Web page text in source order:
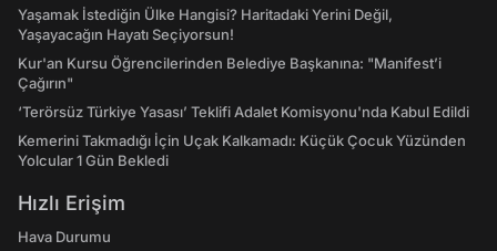
Yaşamak İstediğin Ülke Hangisi? Haritadaki Yerini Değil,
Yaşayacağın Hayatı Seçiyorsun!
Kur'an Kursu Öğrencilerinden Belediye Başkanına: "Manifest’i
Çağırın"
‘Terörsüz Türkiye Yasası’ Teklifi Adalet Komisyonu'nda Kabul Edildi
Kemerini Takmadığı İçin Uçak Kalkamadı: Küçük Çocuk Yüzünden
Yolcular 1 Gün Bekledi
Hızlı Erişim
Hava Durumu